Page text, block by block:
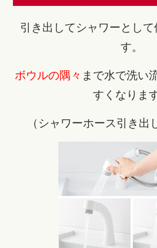
引き出してシャワーとし
す。
ボウルの隅々 まで水で洗い
すくなりま
（シャワーホース引き出